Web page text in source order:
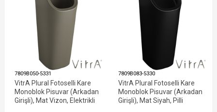
7809B050-5331
VitrA Plural Fotoselli Kare
Monoblok Pisuvar (Arkadan
Girişli), Mat Vizon, Elektrikli
7809B083-5330
VitrA Plural Fotoselli Kare
Monoblok Pisuvar (Arkadan
Girişli), Mat Siyah, Pilli